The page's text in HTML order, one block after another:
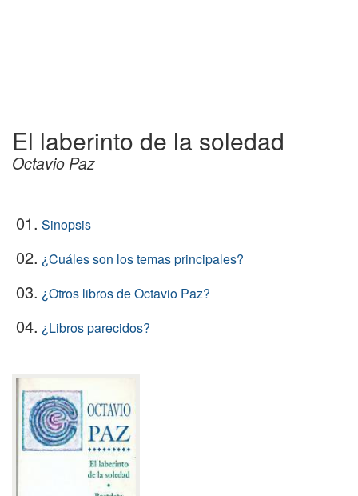
El laberinto de la soledad
Octavio Paz
01. Sinopsis
02. ¿Cuáles son los temas principales?
03. ¿Otros libros de Octavio Paz?
04. ¿Libros parecidos?